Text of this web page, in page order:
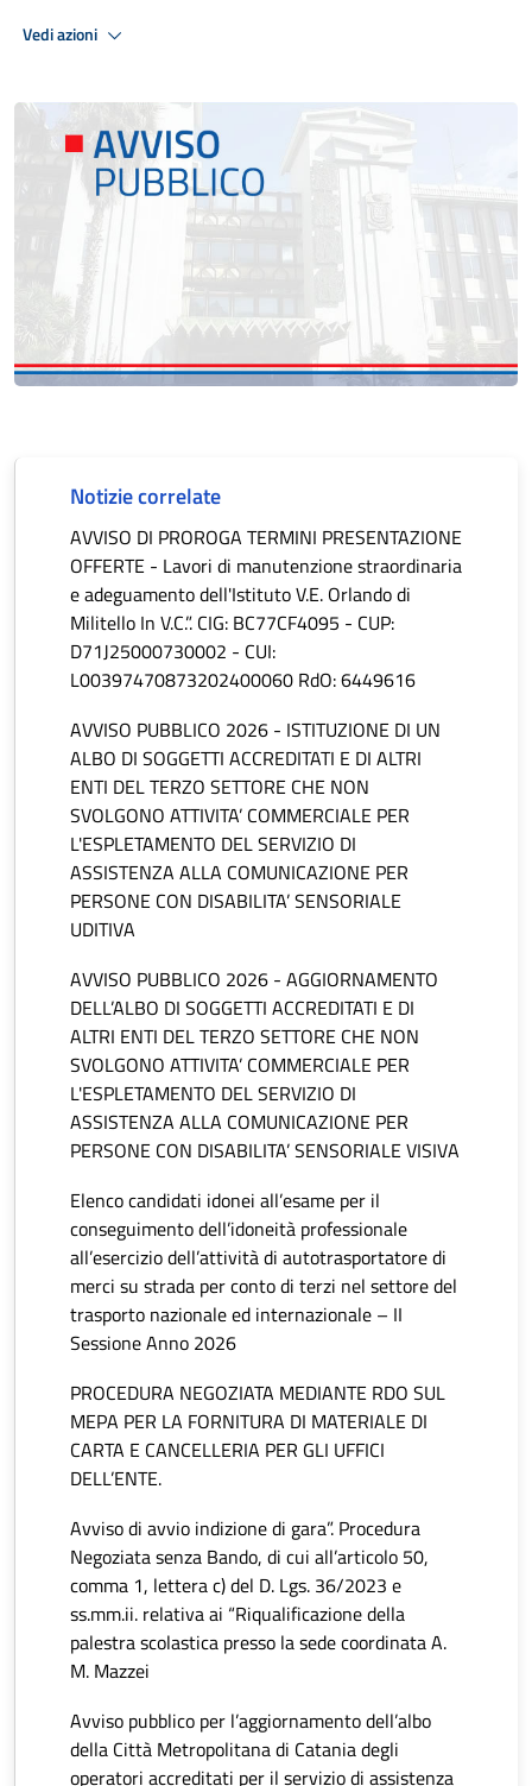
Vedi azioni
Notizie correlate
AVVISO DI PROROGA TERMINI PRESENTAZIONE
OFFERTE - Lavori di manutenzione straordinaria
e adeguamento dell'Istituto V.E. Orlando di
Militello In V.C.”. CIG: BC77CF4095 - CUP:
D71J25000730002 - CUI:
L00397470873202400060 RdO: 6449616
AVVISO PUBBLICO 2026 - ISTITUZIONE DI UN
ALBO DI SOGGETTI ACCREDITATI E DI ALTRI
ENTI DEL TERZO SETTORE CHE NON
SVOLGONO ATTIVITA’ COMMERCIALE PER
L'ESPLETAMENTO DEL SERVIZIO DI
ASSISTENZA ALLA COMUNICAZIONE PER
PERSONE CON DISABILITA’ SENSORIALE
UDITIVA
AVVISO PUBBLICO 2026 - AGGIORNAMENTO
DELL’ALBO DI SOGGETTI ACCREDITATI E DI
ALTRI ENTI DEL TERZO SETTORE CHE NON
SVOLGONO ATTIVITA’ COMMERCIALE PER
L'ESPLETAMENTO DEL SERVIZIO DI
ASSISTENZA ALLA COMUNICAZIONE PER
PERSONE CON DISABILITA’ SENSORIALE VISIVA
Elenco candidati idonei all’esame per il
conseguimento dell’idoneità professionale
all’esercizio dell’attività di autotrasportatore di
merci su strada per conto di terzi nel settore del
trasporto nazionale ed internazionale – II
Sessione Anno 2026
PROCEDURA NEGOZIATA MEDIANTE RDO SUL
MEPA PER LA FORNITURA DI MATERIALE DI
CARTA E CANCELLERIA PER GLI UFFICI
DELL’ENTE.
Avviso di avvio indizione di gara”. Procedura
Negoziata senza Bando, di cui all’articolo 50,
comma 1, lettera c) del D. Lgs. 36/2023 e
ss.mm.ii. relativa ai “Riqualificazione della
palestra scolastica presso la sede coordinata A.
M. Mazzei
Avviso pubblico per l’aggiornamento dell’albo
della Città Metropolitana di Catania degli
operatori accreditati per il servizio di assistenza